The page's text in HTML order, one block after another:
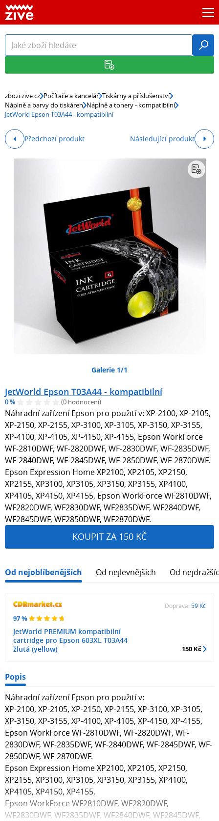
zbozi.zive.cz Počítače a kancelář Tiskárny a příslušenství
Náplně a barvy do tiskáren Náplně a tonery - kompatibilní
JetWorld Epson T03A44 - kompatibilní
Předchozí produkt Následující produkt
Galerie 1/1
JetWorld Epson T03A44 - kompatibilní
0 % (0 hodnocení)
Náhradní zařízení Epson pro použití v: XP-2100, XP-2105,
XP-2150, XP-2155, XP-3100, XP-3105, XP-3150, XP-3155,
XP-4100, XP-4105, XP-4150, XP-4155, Epson WorkForce
WF-2810DWF, WF-2820DWF, WF-2830DWF, WF-2835DWF,
WF-2840DWF, WF-2845DWF, WF-2850DWF, WF-2870DWF.
Epson Expression Home XP2100, XP2105, XP2150,
XP2155, XP3100, XP3105, XP3150, XP3155, XP4100,
XP4105, XP4150, XP4155, Epson WorkForce WF2810DWF,
WF2820DWF, WF2830DWF, WF2835DWF, WF2840DWF,
WF2845DWF, WF2850DWF, WF2870DWF.
KOUPIT ZA 150 KČ
Od nejoblíbenějších Od nejlevnějších Od
97 %
JetWorld PREMIUM kompatibilní
cartridge pro Epson 603XL T03A44
žlutá (yellow)
Doprava: 59 Kč
150 Kč
Popis
Náhradní zařízení Epson pro použití v:
XP-2100, XP-2105, XP-2150, XP-2155, XP-3100, XP-3105,
XP-3150, XP-3155, XP-4100, XP-4105, XP-4150, XP-4155,
Epson WorkForce WF-2810DWF, WF-2820DWF, WF-
2830DWF, WF-2835DWF, WF-2840DWF, WF-2845DWF, WF-
2850DWF, WF-2870DWF.
Epson Expression Home XP2100, XP2105, XP2150,
XP2155, XP3100, XP3105, XP3150, XP3155, XP4100,
XP4105, XP4150, XP4155,
Epson WorkForce WF2810DWF, WF2820DWF,
WF2830DWF, WF2835DWF, WF2840DWF, WF2845DWF,